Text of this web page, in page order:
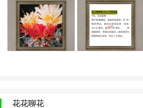
花花聊花